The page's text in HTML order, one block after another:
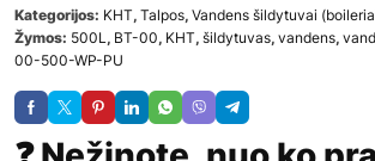
Kategorijos: KHT, Talpos, Vandens šildytuvai
Žymos: 500L, BT-00, KHT, šildytuvas, vandens,
00-500-WP-PU